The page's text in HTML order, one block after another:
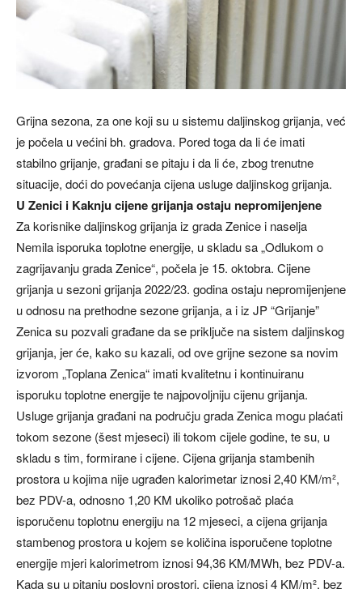
Grijna sezona, za one koji su u sistemu daljinskog grijanja, već
je počela u većini bh. gradova. Pored toga da li će imati
stabilno grijanje, građani se pitaju i da li će, zbog trenutne
situacije, doći do povećanja cijena usluge daljinskog grijanja.
U Zenici i Kaknju cijene grijanja ostaju nepromijenjene
Za korisnike daljinskog grijanja iz grada Zenice i naselja
Nemila isporuka toplotne energije, u skladu sa „Odlukom o
zagrijavanju grada Zenice“, počela je 15. oktobra. Cijene
grijanja u sezoni grijanja 2022/23. godina ostaju nepromijenjene
u odnosu na prethodne sezone grijanja, a i iz JP “Grijanje”
Zenica su pozvali građane da se priključe na sistem daljinskog
grijanja, jer će, kako su kazali, od ove grijne sezone sa novim
izvorom „Toplana Zenica“ imati kvalitetnu i kontinuiranu
isporuku toplotne energije te najpovoljniju cijenu grijanja.
Usluge grijanja građani na području grada Zenica mogu plaćati
tokom sezone (šest mjeseci) ili tokom cijele godine, te su, u
skladu s tim, formirane i cijene. Cijena grijanja stambenih
prostora u kojima nije ugrađen kalorimetar iznosi 2,40 KM/m²,
bez PDV-a, odnosno 1,20 KM ukoliko potrošač plaća
isporučenu toplotnu energiju na 12 mjeseci, a cijena grijanja
stambenog prostora u kojem se količina isporučene toplotne
energije mjeri kalorimetrom iznosi 94,36 KM/MWh, bez PDV-a.
Kada su u pitanju poslovni prostori, cijena iznosi 4 KM/m², bez